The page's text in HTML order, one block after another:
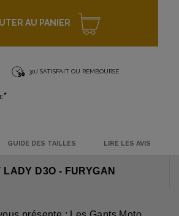
AU PANIER
30J SATISFAIT OU REMBOURSÉ
*
GUIDE DES TAILLES LIRE LES AVIS
D3O - FURYGAN